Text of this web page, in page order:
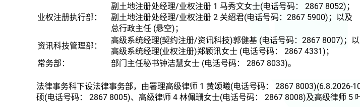
业权注册执行部：
副土地注册处经理/业权注册 1 马秀文女士(电话号码： 2867 8052) ；
副土地注册处经理/业权注册 2 关绍君(电话号码：2867 5900) ；以及
总行政主任 (悬空)；
资讯科技管理部：
高级系统经理(契约注册/资讯科技)郭健基 (电话号码：2867 8007) ；
高级系统经理(业权注册)郑颖讯女士 (电话号码： 2867 4331) ；
常务部：
部门主任秘书钟洁慧女士 (电话号码： 2867 8033)。
法律事务科下设法律事务部，由署理高级律师 1 黄颂曦(电话号码： 2867 8003)(6.8.2026-
硕(电话号码： 2867 8005)、高级律师 4 林佩珊女士(电话号码： 2867 8008)及高级律师 5